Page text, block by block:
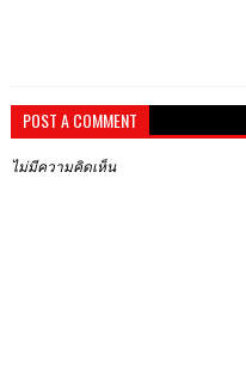
POST A COMMENT
ไม่มีความคิดเห็น